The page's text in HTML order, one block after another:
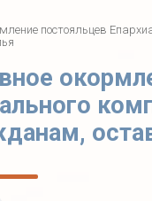
постояльцев